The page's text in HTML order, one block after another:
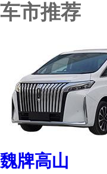
车市推荐
魏牌高山